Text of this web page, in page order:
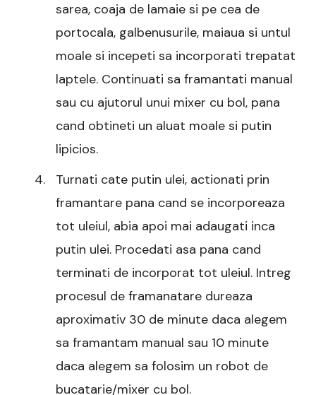
sarea, coaja de lamaie si pe cea de
portocala, galbenusurile, maiaua si untul
moale si incepeti sa incorporati trepatat
laptele. Continuati sa framantati manual
sau cu ajutorul unui mixer cu bol, pana
cand obtineti un aluat moale si putin
lipicios.
Turnati cate putin ulei, actionati prin
framantare pana cand se incorporeaza
tot uleiul, abia apoi mai adaugati inca
putin ulei. Procedati asa pana cand
terminati de incorporat tot uleiul. Intreg
procesul de framanatare dureaza
aproximativ 30 de minute daca alegem
sa framantam manual sau 10 minute
daca alegem sa folosim un robot de
bucatarie/mixer cu bol.